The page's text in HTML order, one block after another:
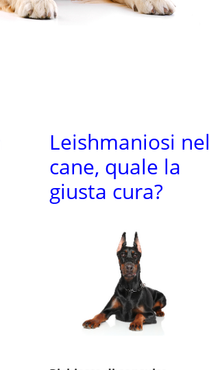
Leishmaniosi nel
cane, quale la
giusta cura?